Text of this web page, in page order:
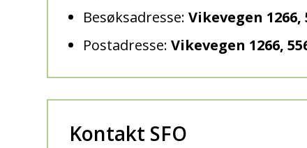
Besøksadresse:Vikevegen 1266,
Postadresse:Vikevegen 1266,
Kontakt SFO